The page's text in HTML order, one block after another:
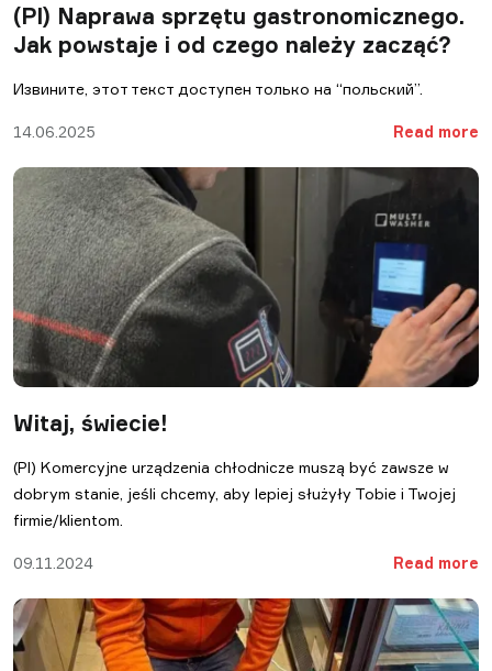
(Pl) Naprawa sprzętu gastronomicznego.
Jak powstaje i od czego należy zacząć?
Извините, этот текст доступен только на “польский”.
14.06.2025 Read more
Witaj, świecie!
(Pl) Komercyjne urządzenia chłodnicze muszą być zawsze w
dobrym stanie, jeśli chcemy, aby lepiej służyły Tobie i Twojej
firmie/klientom.
09.11.2024 Read more